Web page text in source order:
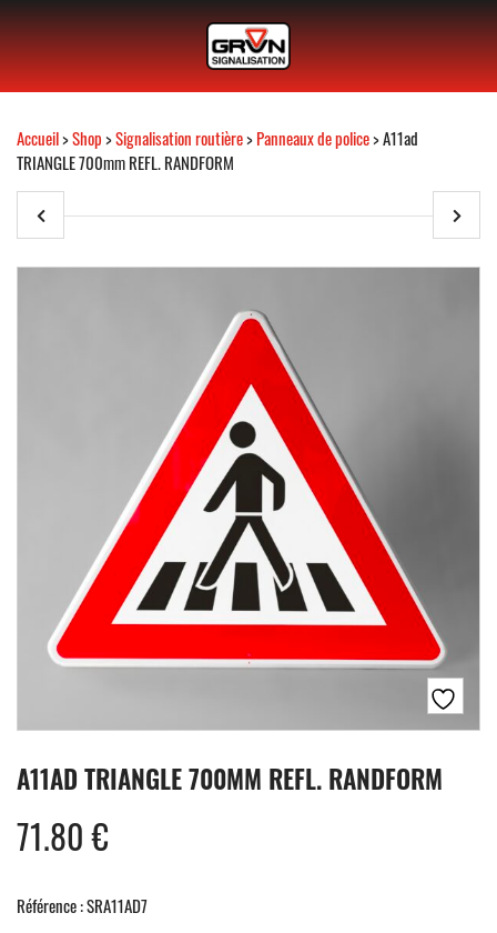
Accueil>Shop>Signalisation routière>Panneaux de police> A11ad
TRIANGLE 700mm REFL. RANDFORM
A11AD TRIANGLE 700MM REFL. RANDFORM
71.80€
Référence : SRA11AD7